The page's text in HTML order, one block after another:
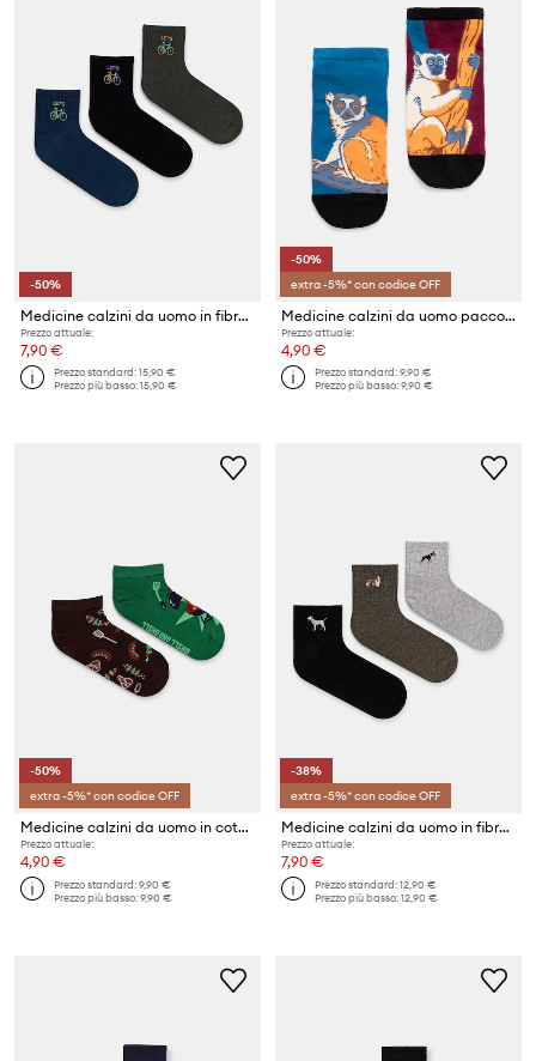
-50%
Medicine calzini da uomo in fibra di bambù pacco da 3
Prezzo attuale:
7,90 €
Prezzo standard:15,90 €
Prezzo più basso:15,90 €
-50%
extra -5%* con codice OFF
Medicine calzini da uomo pacco da 2
Prezzo attuale:
4,90 €
Prezzo standard:9,90 €
Prezzo più basso:9,90 €
-50%
extra -5%* con codice OFF
Medicine calzini da uomo in cotone pacco da 2
Prezzo attuale:
4,90 €
Prezzo standard:9,90 €
Prezzo più basso:9,90 €
-38%
extra -5%* con codice OFF
Medicine calzini da uomo in fibra di bambù pacco da 3
Prezzo attuale:
7,90 €
Prezzo standard:12,90 €
Prezzo più basso:12,90 €